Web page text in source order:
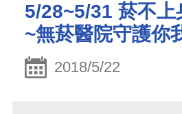
5/28~5/31 菸不上
~無菸醫院守護你
2018/5/22